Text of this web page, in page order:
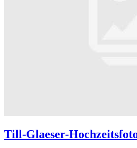
Till-Glaeser-